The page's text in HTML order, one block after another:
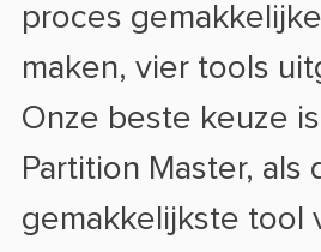
proces
maken, vier tools
Onze beste keuze
Partition Master, als
gemakkelijkste tool